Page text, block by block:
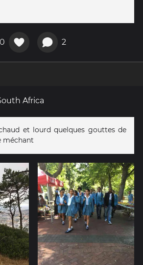
0 2
Africa
et lourd quelques gouttes de
méchant